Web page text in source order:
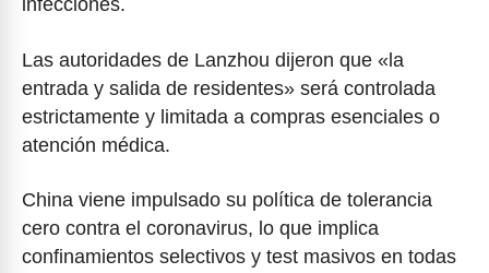
Las autoridades de Lanzhou dijeron que «la
entrada y salida de residentes» será controlada
estrictamente y limitada a compras esenciales o
atención médica.
China viene impulsado su política de tolerancia
cero contra el coronavirus, lo que implica
confinamientos selectivos y test masivos en todas